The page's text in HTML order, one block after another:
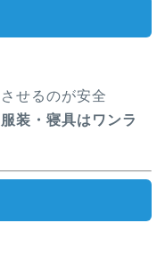
させるのが安全
服装・寝具はワンラ